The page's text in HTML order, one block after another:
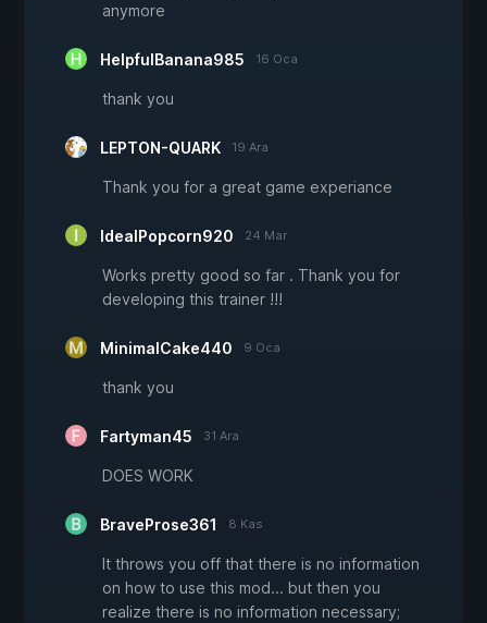
anymore
HelpfulBanana985 16 Oca
thank you
LEPTON-QUARK 19 Ara
Thank you for a great game experiance
IdealPopcorn920 24 Mar
Works pretty good so far . Thank you for
developing this trainer !!!
MinimalCake440 9 Oca
thank you
Fartyman45 31 Ara
DOES WORK
BraveProse361 8 Kas
It throws you off that there is no information
on how to use this mod... but then you
realize there is no information necessary;